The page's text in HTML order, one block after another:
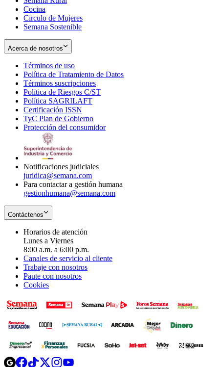
Cocina
Círculo de Mujeres
Semana Sostenible
Acerca de nosotros
Términos de uso
in
new
window
Política de Tratamiento de Datos
Términos suscripciones
in
Política de Riesgos C/ST
Política SAGRILAFT
new
window
Certificación ISSN
in
new
TyC Plan de Gobierno
in
Protección del consumidorOpens
Notificaciones judiciales
juridica@semana.com
Para contactar a gestión humana
gestionhumana@semana.com
Contáctenos
Horarios de atención
Lunes a Viernes
8:00 a.m. a 6:00 p.m.
Canales de servicio al cliente
Trabaje con nosotros
Paute con nosotros
Cookies
OpensOpensOpensOpens